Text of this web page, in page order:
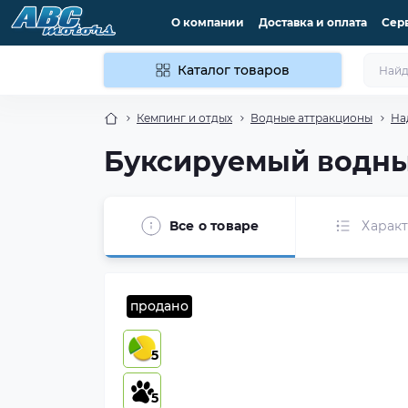
О компании Доставка и оплата
Каталог товаров
Кемпинг и отдых Водные аттракционы
Буксируемый
Все о товаре
5
5
продано